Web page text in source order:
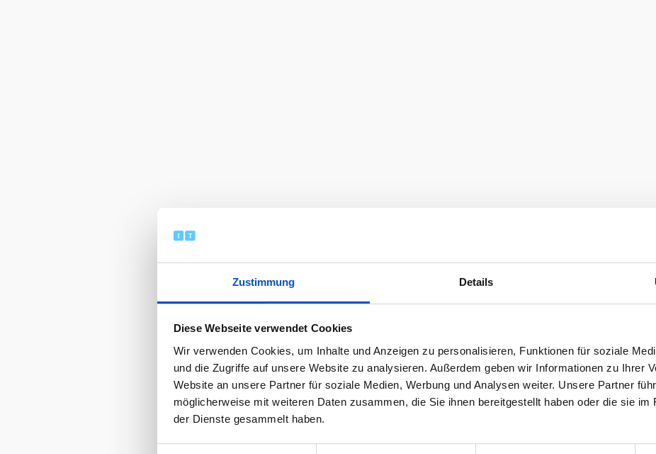
Zustimmung Details
Diese Webseite verwendet Cookies
Wir verwenden Cookies, um Inhalte und Anzeigen zu personalisieren, Funktionen für soziale
und die Zugriffe auf unsere Website zu analysieren. Außerdem geben wir Informationen zu Ihrer
Website an unsere Partner für soziale Medien, Werbung und Analysen weiter. Unsere Partner
möglicherweise mit weiteren Daten zusammen, die Sie ihnen bereitgestellt haben oder die sie im
der Dienste gesammelt haben.